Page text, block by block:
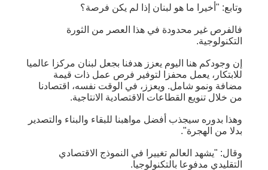
وتابع: "أخيرا ما هو لبنان إذا لم يكن فرصة؟
فالفرص غير محدودة في هذا العصر من الثورة
التكنولوجية.
إن وجودكم هنا اليوم يعزز هدفنا بجعل لبنان مركزا عالميا
للابتكار، يعمل محفزا لتوفير فرص عمل ذات قيمة
مضافة ونمو شامل. ويعزز، في الوقت نفسه، اقتصادنا
من خلال تنويع القطاعات الاقتصادية الانتاجية.
وهذا بدوره سيجذب أفضل مواهبنا للبقاء والبناء والتصدير
بدلا من الهجرة".
وقال: "يشهد العالم تغييرا في النموذج الاقتصادي
التقليدي مدفوعا بالتكنولوجيا.